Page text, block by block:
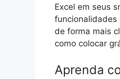
Excel em seus
funcionalidades
de forma mais
como colocar
Aprenda